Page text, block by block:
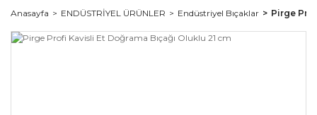
Anasayfa ENDÜSTRİYEL ÜRÜNLER Endüstriyel Bıçaklar Pirge